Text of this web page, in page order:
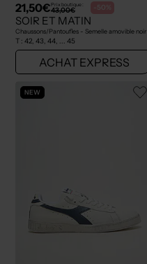
21,50€Prix boutique :
43,00€ -50%
SOIR ET MATIN
Chaussons/Pantoufles - Semelle amovible noir
T : 42, 43, 44, ... 45
ACHAT EXPRESS
NEW